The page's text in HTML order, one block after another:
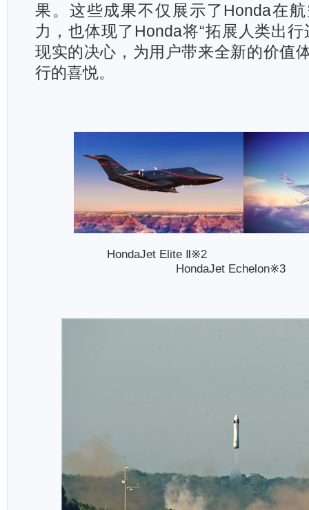
果。这些成果不仅展示了Honda在
力，也体现了Honda将“拓展人类出
现实的决心，为用户带来全新的价值
行的喜悦。
HondaJet Elite
HondaJet Echelon※3